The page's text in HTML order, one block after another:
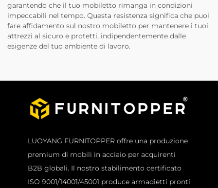
garantendo che il tuo mobiletto rimanga in condizioni
impeccabili nel tempo. Questa resistenza significa che puoi
fare affidamento sul nostro mobiletto per mantenere i tuoi
attrezzi al sicuro e protetti, indipendentemente dalle
esigenze del tuo ambiente di lavoro.
LUOYANG FURNITOPPER offre una produzione
premium di mobili in acciaio per acquirenti
B2B globali. Il nostro stabilimento certificato
ISO 9001/14001/45001 produce armadietti pronti